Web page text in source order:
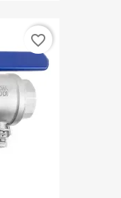
favorite_border